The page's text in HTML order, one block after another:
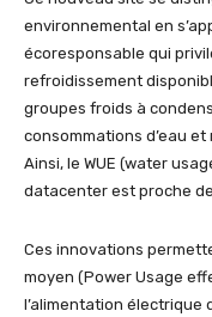
environnemental en
écoresponsable qui
refroidissement
groupes froids à
consommations d’eau
Ainsi, le WUE (water
datacenter est proche
Ces innovations
moyen (Power Usage
l’alimentation électrique